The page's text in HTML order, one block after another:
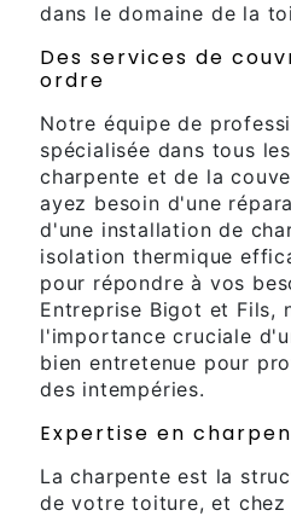
dans le domaine de la
Des services de
ordre
Notre équipe de
spécialisée dans tous
charpente et de la
ayez besoin d'une
d'une installation de
isolation thermique
pour répondre à vos
Entreprise Bigot et Fils,
l'importance cruciale
bien entretenue pour
des intempéries.
Expertise en
La charpente est la
de votre toiture, et